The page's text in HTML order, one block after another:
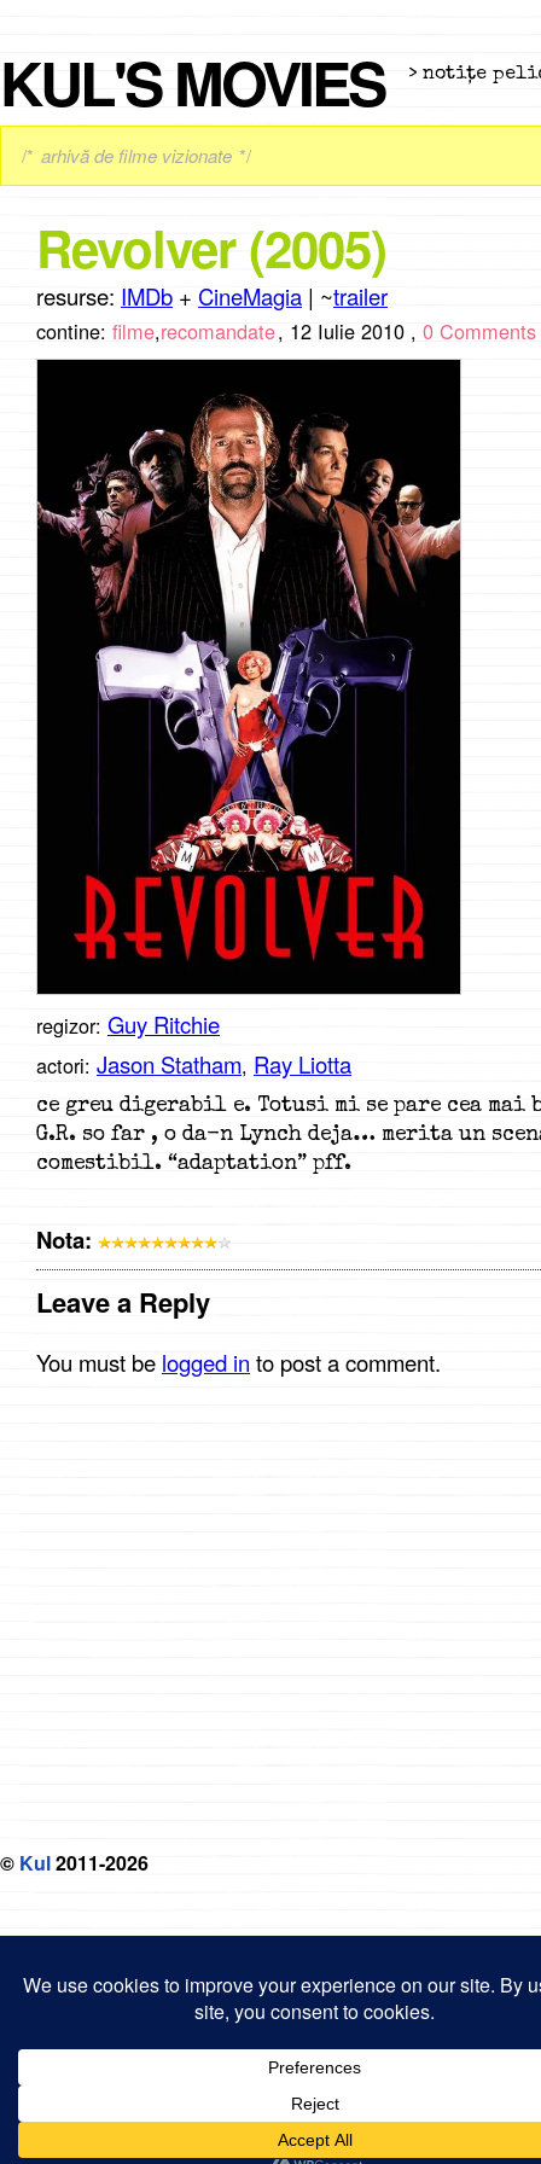
KUL'S MOVIES > notiţe
/* arhivă de filme vizionate */
Revolver (2005)
resurse: IMDb + CineMagia | ~trailer
contine: filme,recomandate, 12 Iulie 2010 , 0 Comments
regizor: Guy Ritchie
actori: Jason Statham, Ray Liotta
ce greu digerabil e. Totusi mi se pare cea mai
G.R. so far , o da-n Lynch deja… merita un
comestibil. “adaptation” pff.
Nota:
Leave a Reply
You must be logged in to post a comment.
© Kul2011-2026